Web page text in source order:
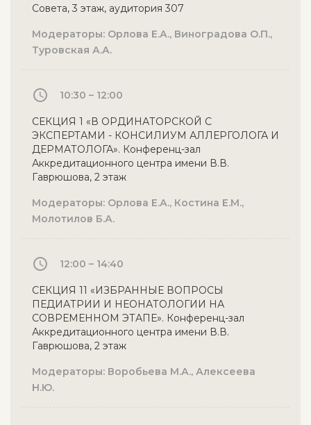
Совета, 3 этаж, аудитория 307
Модераторы: Орлова Е.А., Виноградова О.П.,
Туровская А.А.
10:30 – 12:00
СЕКЦИЯ 1 «В ОРДИНАТОРСКОЙ С
ЭКСПЕРТАМИ - КОНСИЛИУМ АЛЛЕРГОЛОГА И
ДЕРМАТОЛОГА». Конференц-зал
Аккредитационного центра имени В.В.
Гаврюшова, 2 этаж
Модераторы: Орлова Е.А., Костина Е.М.,
Молотилов Б.А.
12:00 – 14:40
СЕКЦИЯ 11 «ИЗБРАННЫЕ ВОПРОСЫ
ПЕДИАТРИИ И НЕОНАТОЛОГИИ НА
СОВРЕМЕННОМ ЭТАПЕ». Конференц-зал
Аккредитационного центра имени В.В.
Гаврюшова, 2 этаж
Модераторы: Воробьева М.А., Алексеева
Н.Ю.